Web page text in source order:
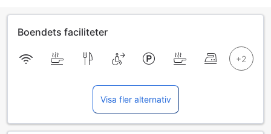
Boendets faciliteter
Visa fler alternativ